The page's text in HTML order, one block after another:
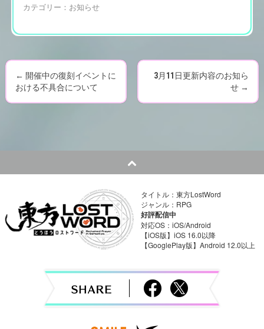
カテゴリー： お知らせ
P
a
v
← 開催中の復刻イベントに
おける不具合について
3月11日更新内容のお知ら
せ →
タイトル：東方LostWord
ジャンル：RPG
好評配信中
対応OS：iOS/Android
【iOS版】iOS 16.0以降
【GooglePlay版】Android 12.0以上